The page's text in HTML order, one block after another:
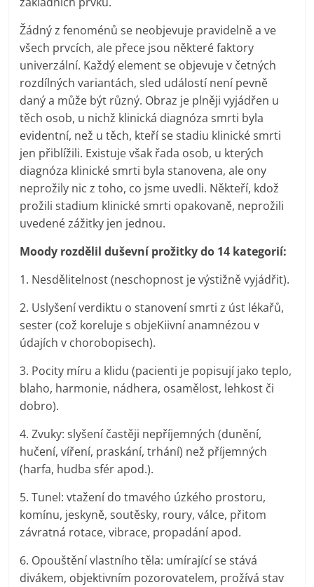
Žádný z fenoménů se neobjevuje pravidelně a ve
všech prvcích, ale přece jsou některé faktory
univerzální. Každý element se objevuje v četných
rozdílných variantách, sled událostí není pevně
daný a může být různý. Obraz je plněji vyjádřen u
těch osob, u nichž klinická diagnóza smrti byla
evidentní, než u těch, kteří se stadiu klinické smrti
jen přiblížili. Existuje však řada osob, u kterých
diagnóza klinické smrti byla stanovena, ale ony
neprožily nic z toho, co jsme uvedli. Někteří, kdož
prožili stadium klinické smrti opakovaně, neprožili
uvedené zážitky jen jednou.
Moody rozdělil duševní prožitky do 14 kategorií:
1. Nesdělitelnost (neschopnost je výstižně vyjádřit).
2. Uslyšení verdiktu o stanovení smrti z úst lékařů,
sester (což koreluje s objeKiivní anamnézou v
údajích v chorobopisech).
3. Pocity míru a klidu (pacienti je popisují jako teplo,
blaho, harmonie, nádhera, osamělost, lehkost či
dobro).
4. Zvuky: slyšení častěji nepříjemných (dunění,
hučení, víření, praskání, trhání) než příjemných
(harfa, hudba sfér apod.).
5. Tunel: vtažení do tmavého úzkého prostoru,
komínu, jeskyně, soutěsky, roury, válce, přitom
závratná rotace, vibrace, propadání apod.
6. Opouštění vlastního těla: umírající se stává
divákem, objektivním pozorovatelem, prožívá stav